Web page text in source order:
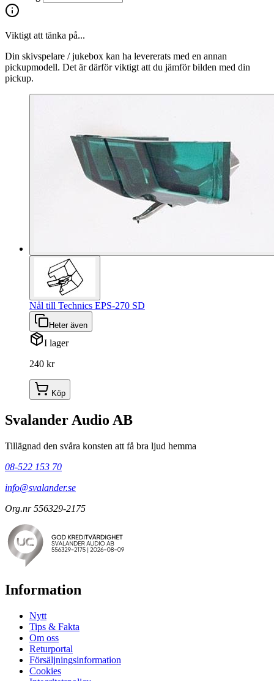
Viktigt att tänka på...
Din skivspelare / jukebox kan ha levererats med en annan
pickupmodell. Det är därför viktigt att du jämför bilden med din
pickup.
Nål till Technics EPS-270 SD
Heter även
I lager
240 kr
Köp
Svalander Audio AB
Tillägnad den svåra konsten att få bra ljud hemma
08-522 153 70
info@svalander.se
Org.nr 556329-2175
Information
Nytt
Tips & Fakta
Om oss
Returportal
Försäljningsinformation
Cookies